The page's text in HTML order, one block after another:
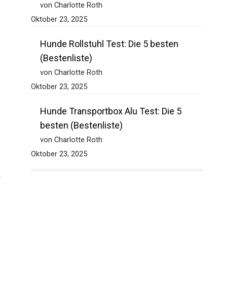
von Charlotte Roth
Oktober 23, 2025
Hunde Rollstuhl Test: Die 5 besten
(Bestenliste)
von Charlotte Roth
Oktober 23, 2025
Hunde Transportbox Alu Test: Die 5
besten (Bestenliste)
von Charlotte Roth
Oktober 23, 2025